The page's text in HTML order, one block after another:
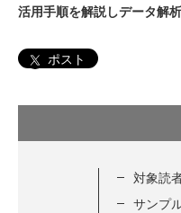
活用手順を解説しデータ解
ポスト
対象読
サンプ